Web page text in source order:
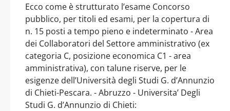
Ecco come è strutturato l’esame Concorso
pubblico, per titoli ed esami, per la copertura di
n. 15 posti a tempo pieno e indeterminato - Area
dei Collaboratori del Settore amministrativo (ex
categoria C, posizione economica C1 - area
amministrativa), con talune riserve, per le
esigenze dell’Università degli Studi G. d’Annunzio
di Chieti-Pescara. - Abruzzo - Universita’ Degli
Studi G. d’Annunzio di Chieti: